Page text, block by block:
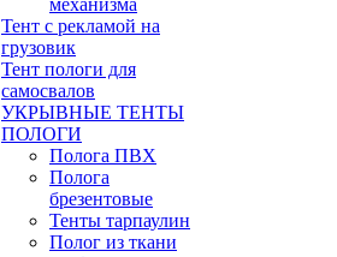
механизма
Тент с рекламой на
грузовик
Тент пологи для
самосвалов
УКРЫВНЫЕ ТЕНТЫ
ПОЛОГИ
Полога ПВХ
Полога
брезентовые
Тенты тарпаулин
Полог из ткани